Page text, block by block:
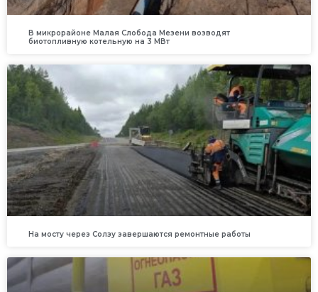
В микрорайоне Малая Слобода Мезени возводят
биотопливную котельную на 3 МВт
На мосту через Солзу завершаются ремонтные работы